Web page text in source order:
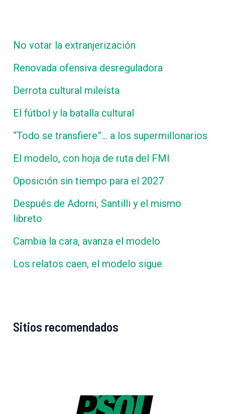
No votar la extranjerización
Renovada ofensiva desreguladora
Derrota cultural mileísta
El fútbol y la batalla cultural
“Todo se transfiere”… a los supermillonarios
El modelo, con hoja de ruta del FMI
Oposición sin tiempo para el 2027
Después de Adorni, Santilli y el mismo
libreto
Cambia la cara, avanza el modelo
Los relatos caen, el modelo sigue
Sitios recomendados